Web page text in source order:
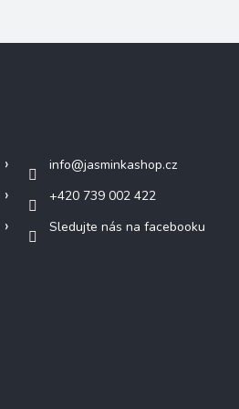
info@jasminkashop.cz
+420 739 002 422
Sledujte nás na facebooku